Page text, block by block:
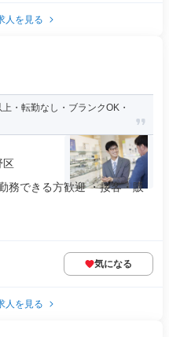
人を見る
転勤なし・ブランクOK・
区
務できる方歓迎 ・接客・販
気になる
人を見る